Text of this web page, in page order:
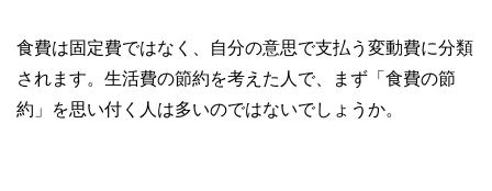
食費は固定費ではなく、自分の意思で支払う変動費に分類
されます。生活費の節約を考えた人で、まず「食費の節
約」を思い付く人は多いのではないでしょうか。